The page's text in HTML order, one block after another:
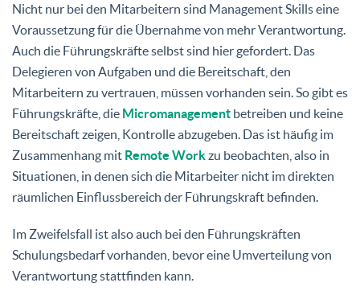
Nicht nur bei den Mitarbeitern sind Management Skills eine
Voraussetzung für die Übernahme von mehr Verantwortung.
Auch die Führungskräfte selbst sind hier gefordert. Das
Delegieren von Aufgaben und die Bereitschaft, den
Mitarbeitern zu vertrauen, müssen vorhanden sein. So gibt es
Führungskräfte, die Micromanagement betreiben und keine
Bereitschaft zeigen, Kontrolle abzugeben. Das ist häufig im
Zusammenhang mit Remote Workzu beobachten, also in
Situationen, in denen sich die Mitarbeiter nicht im direkten
räumlichen Einflussbereich der Führungskraft befinden.
Im Zweifelsfall ist also auch bei den Führungskräften
Schulungsbedarf vorhanden, bevor eine Umverteilung von
Verantwortung stattfinden kann.